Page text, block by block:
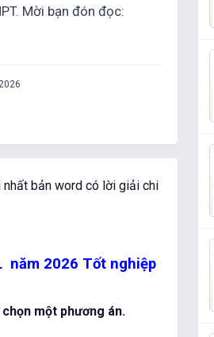
Mời bạn đón đọc:
nhất bản word có lời giải chi
năm 2026 Tốt nghiệp
một phương án.